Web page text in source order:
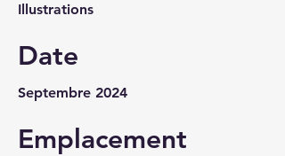
Illustrations
Date
Septembre 2024
Emplacement